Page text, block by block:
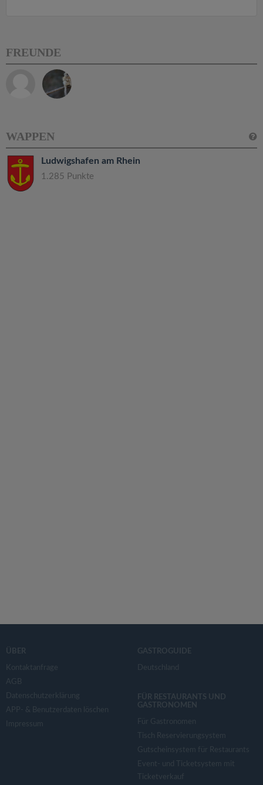
FREUNDE
WAPPEN
Ludwigshafen am Rhein
1.285 Punkte
ÜBER
Kontaktanfrage
AGB
Datenschutzerklärung
APP- & Benutzerdaten löschen
Impressum
GASTROGUIDE
Deutschland
FÜR RESTAURANTS UND
GASTRONOMEN
Für Gastronomen
Tisch Reservierungsystem
Gutscheinsystem für Restaurants
Event- und Ticketsystem mit
Ticketverkauf